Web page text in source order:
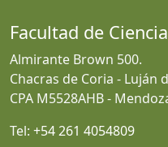
Facultad de
Almirante Brown 500.
Chacras de Coria - Luján
CPA M5528AHB -
Tel: +54 261 4054809